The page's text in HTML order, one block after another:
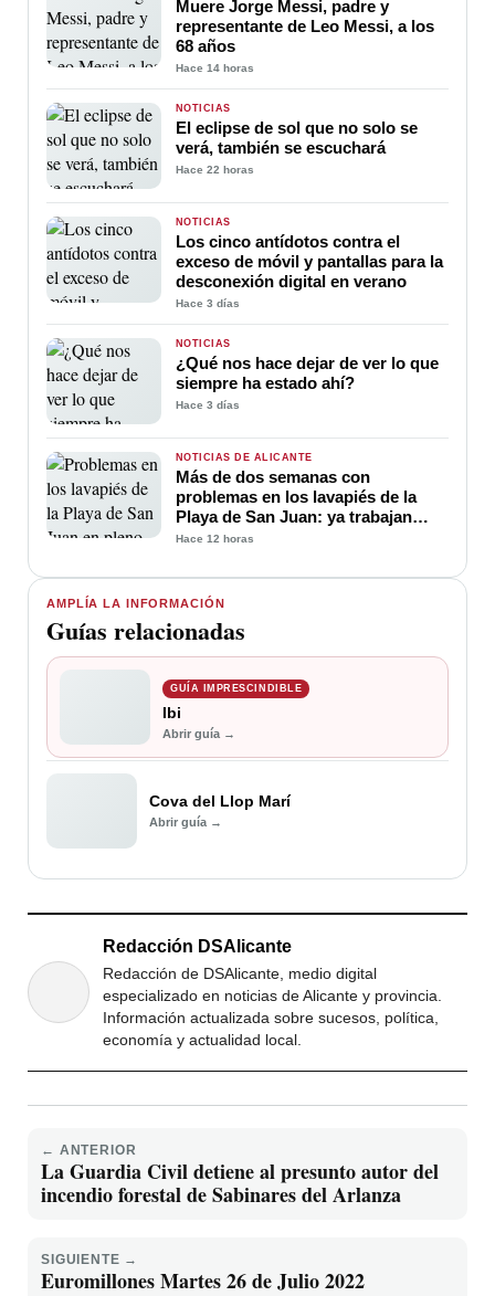
AMPLÍA LA INFORMACIÓN
Guías relacionadas
GUÍA IMPRESCINDIBLE
Ibi
Abrir guía →
Cova del Llop Marí
Abrir guía →
Muere Jorge Messi, padre y
representante de Leo Messi, a los
68 años
Hace 14 horas
NOTICIAS
El eclipse de sol que no solo se
verá, también se escuchará
Hace 22 horas
NOTICIAS
Los cinco antídotos contra el
exceso de móvil y pantallas para la
desconexión digital en verano
Hace 3 días
NOTICIAS
¿Qué nos hace dejar de ver lo que
siempre ha estado ahí?
Hace 3 días
NOTICIAS DE ALICANTE
Más de dos semanas con
problemas en los lavapiés de la
Playa de San Juan: ya trabajan
para soluciona
Hace 12 horas
Redacción DSAlicante
Redacción de DSAlicante, medio digital
especializado en noticias de Alicante y provincia.
Información actualizada sobre sucesos, política,
economía y actualidad local.
← ANTERIOR
La Guardia Civil detiene al presunto autor del
incendio forestal de Sabinares del Arlanza
SIGUIENTE →
Euromillones Martes 26 de Julio 2022